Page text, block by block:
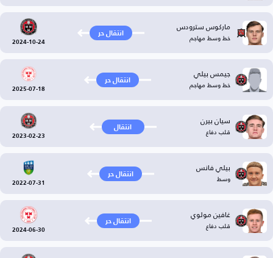
ماركوس سترودس
خط وسط مهاجم انتقال حر
2024-10-24
جيمس بيلي
خط وسط مهاجم انتقال حر
2025-07-18
سيان بيرن
قلب دفاع انتقال
2023-02-23
بيلي فانس
وسط انتقال حر
2022-07-31
غافين مولوي
قلب دفاع انتقال حر
2024-06-30